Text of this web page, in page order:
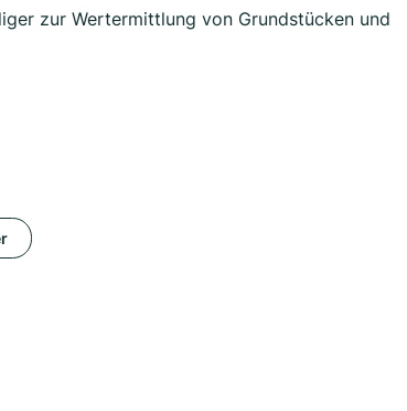
zur Wertermittlung von Grundstücken und